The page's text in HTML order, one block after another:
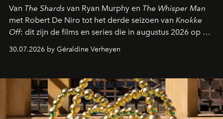
Van The Shards van Ryan Murphy en The Whisper Man
met Robert De Niro tot het derde seizoen van Knokke
Off: dit zijn de films en series die in augustus 2026 op de
30.07.2026 by Géraldine Verheyen